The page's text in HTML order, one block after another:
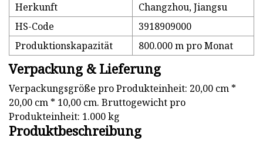
Herkunft
Changzhou, Jiangsu
HS-Code
3918909000
Produktionskapazität
800.000 m pro Monat
Verpackung & Lieferung
Verpackungsgröße pro Produkteinheit: 20,00 cm *
20,00 cm * 10,00 cm. Bruttogewicht pro
Produkteinheit: 1.000 kg
Produktbeschreibung